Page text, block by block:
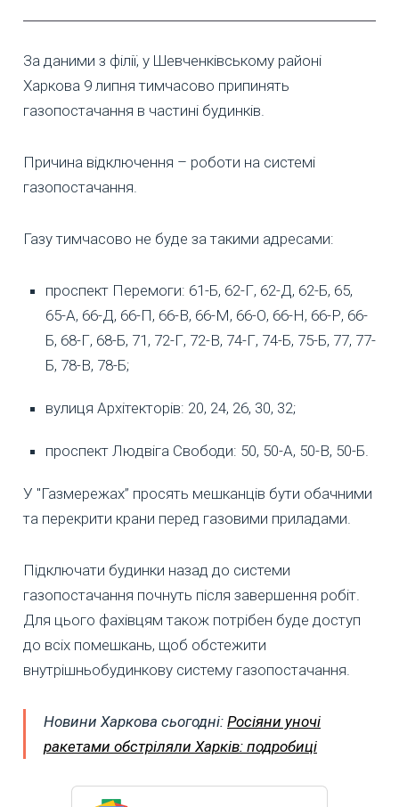
За даними з філії, у Шевченківському районі
Харкова 9 липня тимчасово припинять
газопостачання в частині будинків.
Причина відключення – роботи на системі
газопостачання.
Газу тимчасово не буде за такими адресами:
проспект Перемоги: 61-Б, 62-Г, 62-Д, 62-Б, 65,
65-А, 66-Д, 66-П, 66-В, 66-М, 66-О, 66-Н, 66-Р, 66-
Б, 68-Г, 68-Б, 71, 72-Г, 72-В, 74-Г, 74-Б, 75-Б, 77, 77-
Б, 78-В, 78-Б;
вулиця Архітекторів: 20, 24, 26, 30, 32;
проспект Людвіга Свободи: 50, 50-А, 50-В, 50-Б.
У "Газмережах” просять мешканців бути обачними
та перекрити крани перед газовими приладами.
Підключати будинки назад до системи
газопостачання почнуть після завершення робіт.
Для цього фахівцям також потрібен буде доступ
до всіх помешкань, щоб обстежити
внутрішньобудинкову систему газопостачання.
Новини Харкова сьогодні: Росіяни уночі
ракетами обстріляли Харків: подробиці